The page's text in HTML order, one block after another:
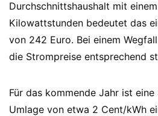
Durchschnittshaushalt mit
Kilowattstunden bedeutet das
von 242 Euro. Bei einem
die Strompreise entsprechend
Für das kommende Jahr ist eine
Umlage von etwa 2 Cent/kWh